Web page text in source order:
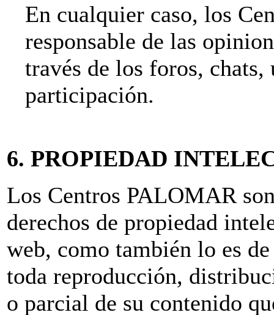
En cualquier caso, los
responsable de las
través de los foros, chats,
participación.
6. PROPIEDAD
Los Centros PALOMAR
derechos de propiedad
web, como también lo es
toda reproducción,
o parcial de su contenido